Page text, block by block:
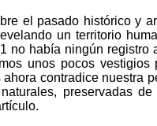
el pasado histórico y
un territorio
no había ningún registro
unos pocos
contradice nuestra
preservadas